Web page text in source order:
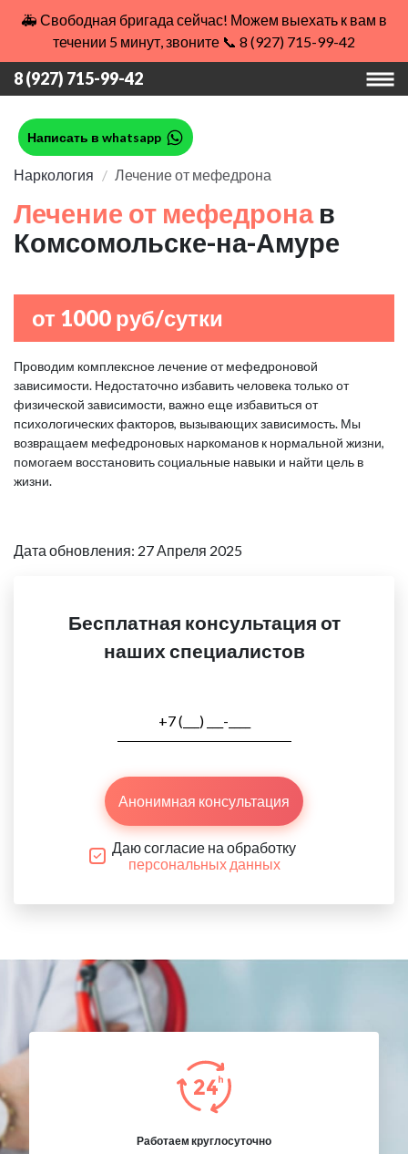
🚑 Свободная бригада сейчас! Можем выехать к вам в
течении 5 минут, звоните 📞 8 (927) 715-99-42
8 (927) 715-99-42
Написать в whatsapp
Наркология Лечение от мефедрона
Лечение от мефедрона в
Комсомольске-на-Амуре
от 1000 руб/сутки
Проводим комплексное лечение от мефедроновой
зависимости. Недостаточно избавить человека только от
физической зависимости, важно еще избавиться от
психологических факторов, вызывающих зависимость. Мы
возвращаем мефедроновых наркоманов к нормальной жизни,
помогаем восстановить социальные навыки и найти цель в
жизни.
Дата обновления: 27 Апреля 2025
Бесплатная консультация от
наших специалистов
Анонимная консультация
Даю согласие на обработку
персональных данных
Работаем круглосуточно